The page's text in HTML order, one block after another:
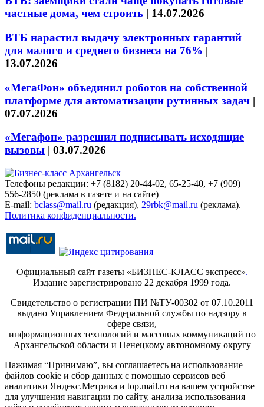
частные дома, чем строить | 14.07.2026
ВТБ нарастил выдачу электронных гарантий
для малого и среднего бизнеса на 76% |
13.07.2026
«МегаФон» объединил роботов на собственной
платформе для автоматизации рутинных задач |
07.07.2026
«Мегафон» разрешил подписывать исходящие
вызовы | 03.07.2026
Телефоны редакции: +7 (8182) 20-44-02, 65-25-40, +7 (909)
556-2850 (реклама в газете и на сайте)
E-mail: bclass@mail.ru (редакция), 29rbk@mail.ru (реклама).
Политика конфиденциальности.
Официальный сайт газеты «БИЗНЕС-КЛАСС экспресс».
Издание зарегистрировано 22 декабря 1999 года.
Свидетельство о регистрации ПИ №ТУ-00302 от 07.10.2011
выдано Управлением Федеральной службы по надзору в
сфере связи,
информационных технологий и массовых коммуникаций по
Архангельской области и Ненецкому автономному округу
Нажимая “Принимаю”, вы соглашаетесь на использование
файлов cookie и сбор данных с помощью сервисов веб
аналитики Яндекс.Метрика и top.mail.ru на вашем устройстве
для улучшения навигации по сайту, анализа использования